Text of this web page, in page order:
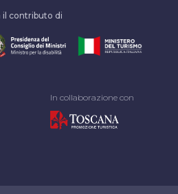
il contributo di
In collaborazione con